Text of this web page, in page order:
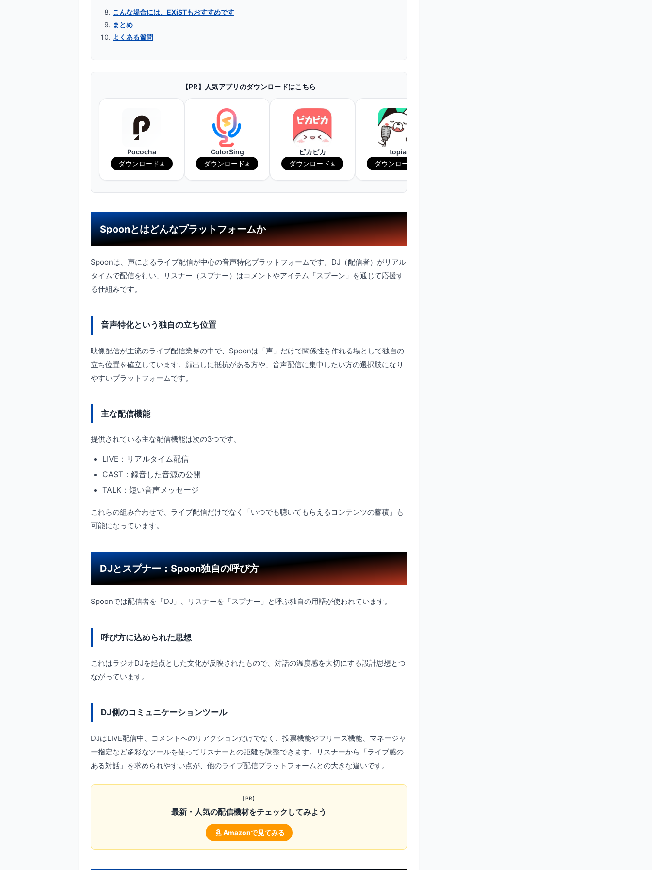
こんな場合には、EXiSTもおすすめです
まとめ
よくある質問
【PR】人気アプリのダウンロードはこちら
Pococha
ダウンロード
ColorSing
ダウンロード
ピカピカ
ダウンロード
topia
ダウンロード
Spoonとはどんなプラットフォームか
Spoonは、声によるライブ配信が中心の音声特化プラットフォームです。DJ（配信者）がリアル
タイムで配信を行い、リスナー（スプナー）はコメントやアイテム「スプーン」を通じて応援す
る仕組みです。
音声特化という独自の立ち位置
映像配信が主流のライブ配信業界の中で、Spoonは「声」だけで関係性を作れる場として独自の
立ち位置を確立しています。顔出しに抵抗がある方や、音声配信に集中したい方の選択肢になり
やすいプラットフォームです。
主な配信機能
提供されている主な配信機能は次の3つです。
LIVE：リアルタイム配信
CAST：録音した音源の公開
TALK：短い音声メッセージ
これらの組み合わせで、ライブ配信だけでなく「いつでも聴いてもらえるコンテンツの蓄積」も
可能になっています。
DJとスプナー：Spoon独自の呼び方
Spoonでは配信者を「DJ」、リスナーを「スプナー」と呼ぶ独自の用語が使われています。
呼び方に込められた思想
これはラジオDJを起点とした文化が反映されたもので、対話の温度感を大切にする設計思想とつ
ながっています。
DJ側のコミュニケーションツール
DJはLIVE配信中、コメントへのリアクションだけでなく、投票機能やフリーズ機能、マネージャ
ー指定など多彩なツールを使ってリスナーとの距離を調整できます。リスナーから「ライブ感の
ある対話」を求められやすい点が、他のライブ配信プラットフォームとの大きな違いです。
【PR】
最新・人気の配信機材をチェックしてみよう
Amazonで見てみる